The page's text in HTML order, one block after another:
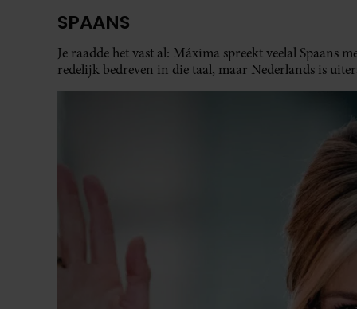
SPAANS
Je raadde het vast al: Máxima spreekt veelal
redelijk bedreven in die taal, maar Nederlands is